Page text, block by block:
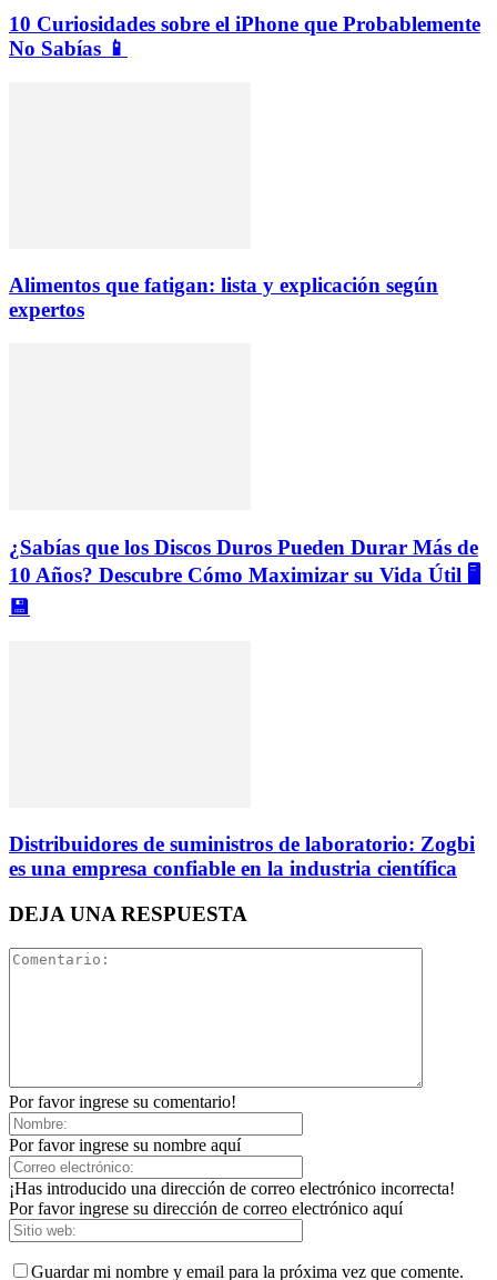
10 Curiosidades sobre el iPhone que Probablemente
No Sabías 📱
Alimentos que fatigan: lista y explicación según
expertos
¿Sabías que los Discos Duros Pueden Durar Más de
10 Años? Descubre Cómo Maximizar su Vida Útil 🖥️
💾
Distribuidores de suministros de laboratorio: Zogbi
es una empresa confiable en la industria científica
DEJA UNA RESPUESTA
Por favor ingrese su comentario!
Por favor ingrese su nombre aquí
¡Has introducido una dirección de correo electrónico incorrecta!
Por favor ingrese su dirección de correo electrónico aquí
Guardar mi nombre y email para la próxima vez que comente.